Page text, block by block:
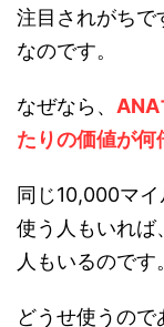
注目されがちで
なのです。
なぜなら、 ANA
たりの価値が何
同じ10,000マ
使う人もいれば、
人もいるのです。
どうせ使うので